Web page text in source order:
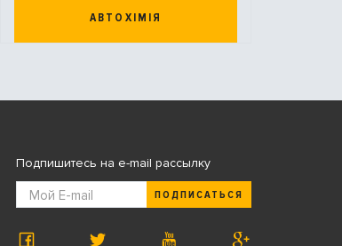
АВТОХІМІЯ
Подпишитесь на e-mail рассылку
ПОДПИСАТЬСЯ